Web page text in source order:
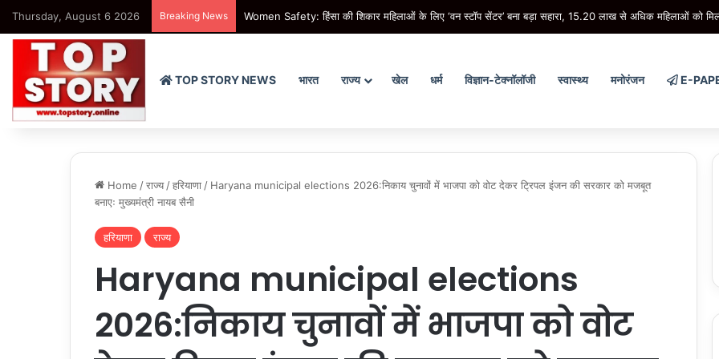
Thursday, August 6 2026 Breaking News Women Safety: हिंसा की शिकार महिलाओं के लिए ‘वन स्टॉप सेंटर’ बना बड़ा सहारा, 15.20 लाख से अधिक महिलाओं को
TOP STORY NEWS भारत राज्य खेल धर्म विज्ञान-टेक्नॉलॉजी स्वास्थ्य मनोरंजन E-
Home /राज्य /हरियाणा / Haryana municipal elections 2026:निकाय चुनावों में भाजपा को वोट देकर ट्रिपल इंजन की सरकार को मजबूत
बनाएः मुख्यमंत्री नायब सैनी
हरियाणा राज्य
Haryana municipal elections
2026:निकाय चुनावों में भाजपा को वोट